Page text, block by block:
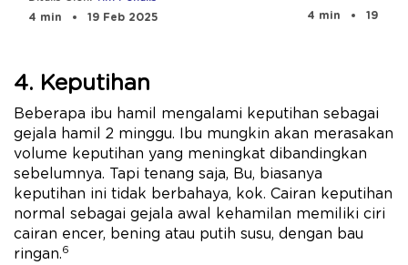
4 min
19 Feb 2025
4 min
19 Feb
4. Keputihan
Beberapa ibu hamil mengalami keputihan sebagai
gejala hamil 2 minggu. Ibu mungkin akan merasakan
volume keputihan yang meningkat dibandingkan
sebelumnya. Tapi tenang saja, Bu, biasanya
keputihan ini tidak berbahaya, kok. Cairan keputihan
normal sebagai gejala awal kehamilan memiliki ciri
cairan encer, bening atau putih susu, dengan bau
ringan.6